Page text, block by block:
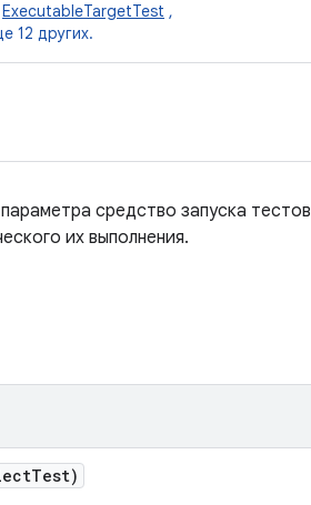
ExecutableTargetTest ,
12 других.
средство запуска тестов
их выполнения.
Test)